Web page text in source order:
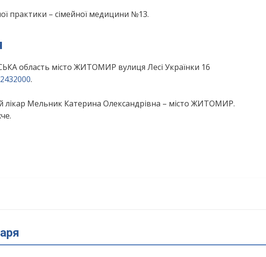
практики – сімейної медицини №13.
область місто ЖИТОМИР вулиця Лесі Українки 16
.
лікар Мельник Катерина Олександрівна – місто ЖИТОМИР.